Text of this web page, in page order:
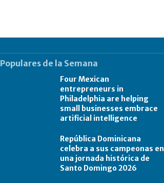
Populares de la Semana
Four Mexican
entrepreneurs in
Philadelphia are helping
small businesses embrace
artificial intelligence
República Dominicana
celebra a sus campeonas en
una jornada histórica de
Santo Domingo 2026